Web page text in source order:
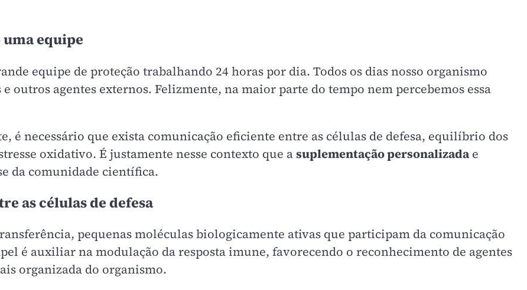
equipe
equipe de proteção trabalhando 24 horas por dia. Todos os dias nosso organismo
outros agentes externos. Felizmente, na maior parte do tempo nem percebemos essa
é necessário que exista comunicação eficiente entre as células de defesa, equilíbrio dos
oxidativo. É justamente nesse contexto que asuplementação personalizadae
da comunidade científica.
as células de defesa
pequenas moléculas biologicamente ativas que participam da comunicação
é auxiliar na modulação da resposta imune, favorecendo o reconhecimento de agentes
organizada do organismo.